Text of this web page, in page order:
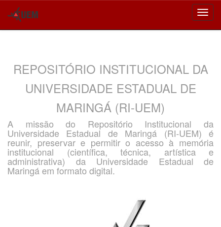
REPOSITÓRIO INSTITUCIONAL DA
UNIVERSIDADE ESTADUAL DE
MARINGÁ (RI-UEM)
A missão do Repositório Institucional da
Universidade Estadual de Maringá (RI-UEM) é
reunir, preservar e permitir o acesso à memória
institucional (científica, técnica, artística e
administrativa) da Universidade Estadual de
Maringá em formato digital.